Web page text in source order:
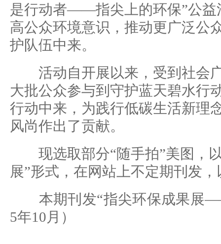
是行动者——指尖上的环保”公益
高公众环境意识，推动更广泛公
护队伍中来。
活动自开展以来，受到社会
大批公众参与到守护蓝天碧水行
行动中来，为践行低碳生活新理
风尚作出了贡献。
现选取部分“随手拍”美图，
展”形式，在网站上不定期刊发
本期刊发“指尖环保成果展
5年10月）